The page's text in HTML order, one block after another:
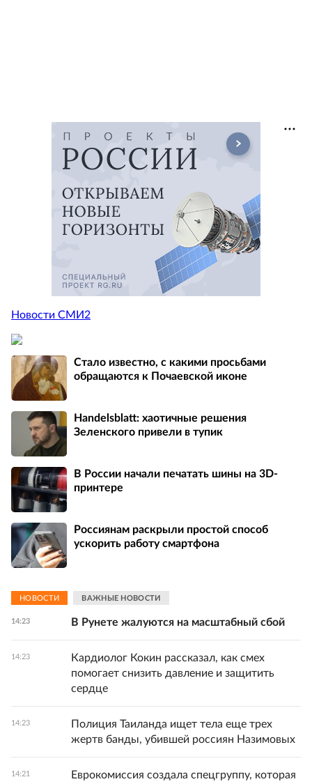
Новости СМИ2
Стало известно, с какими просьбами
обращаются к Почаевской иконе
Handelsblatt: хаотичные решения
Зеленского привели в тупик
В России начали печатать шины на 3D-
принтере
Россиянам раскрыли простой способ
ускорить работу смартфона
НОВОСТИ ВАЖНЫЕ НОВОСТИ
14:23 В Рунете жалуются на масштабный сбой
14:23
Кардиолог Кокин рассказал, как смех
помогает снизить давление и защитить
сердце
14:23
Полиция Таиланда ищет тела еще трех
жертв банды, убившей россиян Назимовых
14:21
Еврокомиссия создала спецгруппу, которая